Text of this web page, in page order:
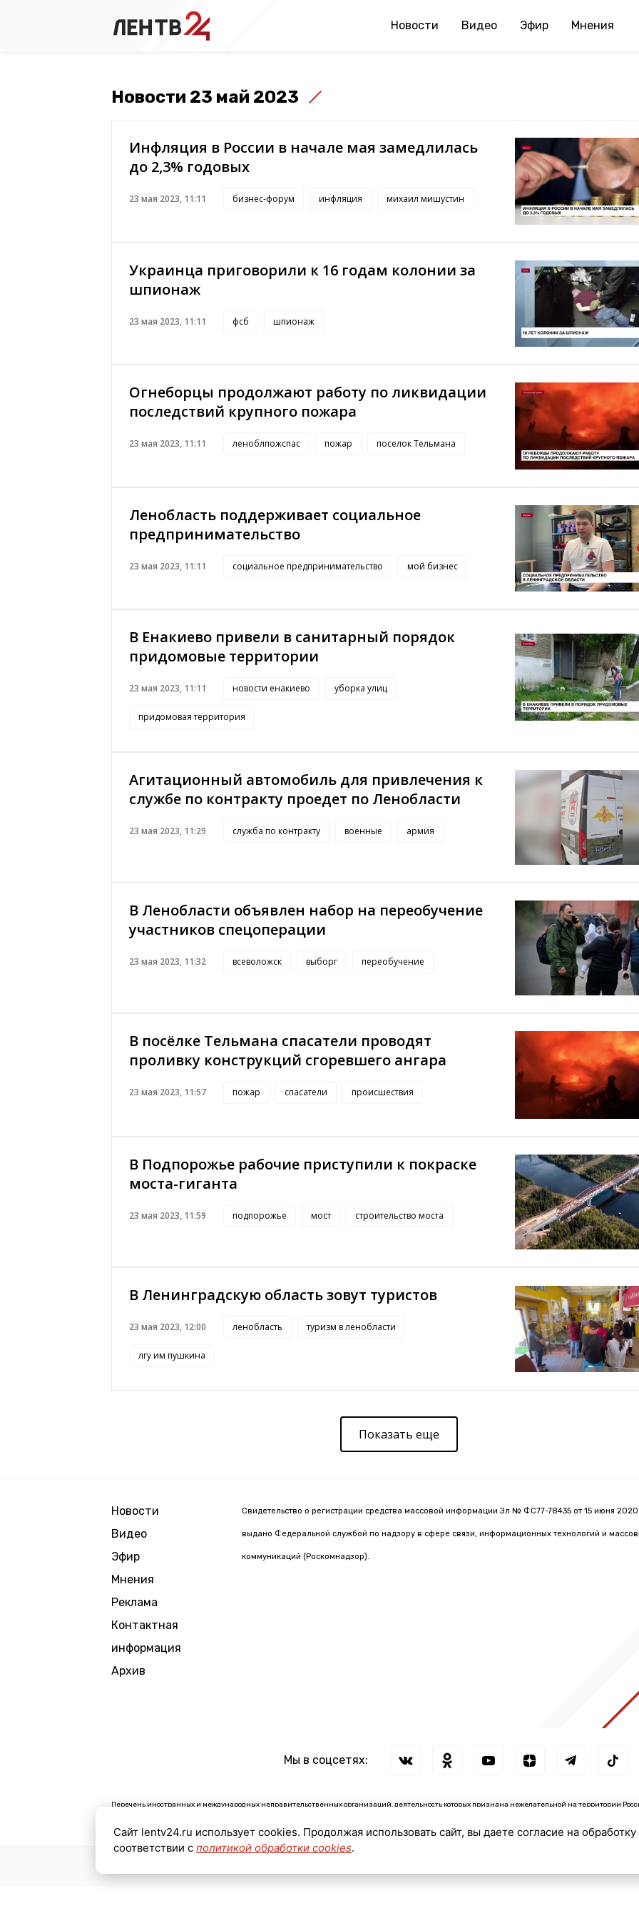
Новости Видео Эфир Мнения
Новости 23 май 2023
Инфляция в России в начале мая замедлилась
до 2,3% годовых
23 мая 2023, 11:11 бизнес-форум инфляция михаил мишустин
Украинца приговорили к 16 годам колонии за
шпионаж
23 мая 2023, 11:11 фсб шпионаж
Огнеборцы продолжают работу по ликвидации
последствий крупного пожара
23 мая 2023, 11:11 леноблпожспас пожар поселок Тельмана
Ленобласть поддерживает социальное
предпринимательство
23 мая 2023, 11:11 социальное предпринимательство мой бизнес
В Енакиево привели в санитарный порядок
придомовые территории
23 мая 2023, 11:11 новости енакиево уборка улиц
придомовая территория
Агитационный автомобиль для привлечения к
службе по контракту проедет по Ленобласти
23 мая 2023, 11:29 служба по контракту военные армия
В Ленобласти объявлен набор на переобучение
участников спецоперации
23 мая 2023, 11:32 всеволожск выборг переобучение
В посёлке Тельмана спасатели проводят
проливку конструкций сгоревшего ангара
23 мая 2023, 11:57 пожар спасатели происшествия
В Подпорожье рабочие приступили к покраске
моста-гиганта
23 мая 2023, 11:59 подпорожье мост строительство моста
В Ленинградскую область зовут туристов
23 мая 2023, 12:00 ленобласть туризм в ленобласти
лгу им пушкина
Показать еще
Новости
Видео
Эфир
Мнения
Реклама
Контактная
информация
Архив
Свидетельство о регистрации средства массовой информации Эл № ФС77-78435 от 15 июня 2020
выдано Федеральной службой по надзору в сфере связи, информационных технологий и
коммуникаций (Роскомнадзор).
Мы в соцсетях:
Перечень иностранных и международных неправительственных организаций, деятельность которых признана нежелательной на территории
Организации, СМИ и физические лица, признанные в России иностранными агентами: ↓
Сайт lentv24.ru использует cookies. Продолжая использовать сайт, вы даете согласие на
соответствии сполитикой обработки cookies.